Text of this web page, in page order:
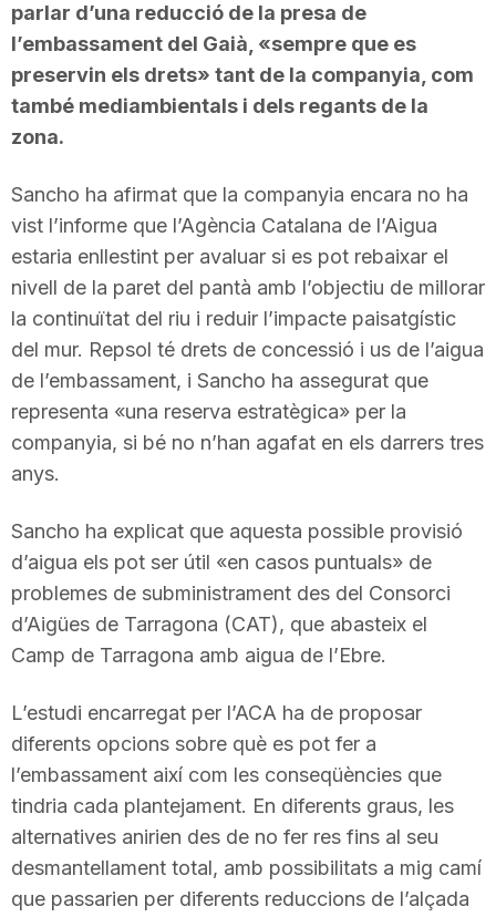
parlar d’una reducció de la presa de
l’embassament del Gaià, «sempre que es
preservin els drets» tant de la companyia, com
també mediambientals i dels regants de la
zona.
Sancho ha afirmat que la companyia encara no ha
vist l’informe que l’Agència Catalana de l’Aigua
estaria enllestint per avaluar si es pot rebaixar el
nivell de la paret del pantà amb l’objectiu de millorar
la continuïtat del riu i reduir l’impacte paisatgístic
del mur. Repsol té drets de concessió i us de l’aigua
de l’embassament, i Sancho ha assegurat que
representa «una reserva estratègica» per la
companyia, si bé no n’han agafat en els darrers tres
anys.
Sancho ha explicat que aquesta possible provisió
d’aigua els pot ser útil «en casos puntuals» de
problemes de subministrament des del Consorci
d’Aigües de Tarragona (CAT), que abasteix el
Camp de Tarragona amb aigua de l’Ebre.
L’estudi encarregat per l’ACA ha de proposar
diferents opcions sobre què es pot fer a
l’embassament així com les conseqüències que
tindria cada plantejament. En diferents graus, les
alternatives anirien des de no fer res fins al seu
desmantellament total, amb possibilitats a mig camí
que passarien per diferents reduccions de l’alçada